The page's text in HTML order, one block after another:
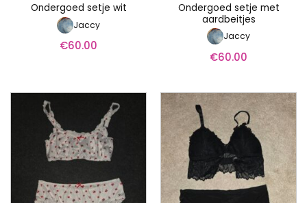
Ondergoed setje wit
Jaccy
€60.00
Ondergoed setje met
aardbeitjes
Jaccy
€60.00